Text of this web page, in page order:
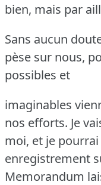
bien, mais par
Sans aucun
pèse sur nous,
possibles et
imaginables
nos efforts. Je
moi, et je
enregistrement
Memorandum